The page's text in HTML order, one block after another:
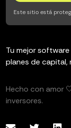
Este sitio está
Tu mejor
planes de capital,
Hecho con amor
inversores.